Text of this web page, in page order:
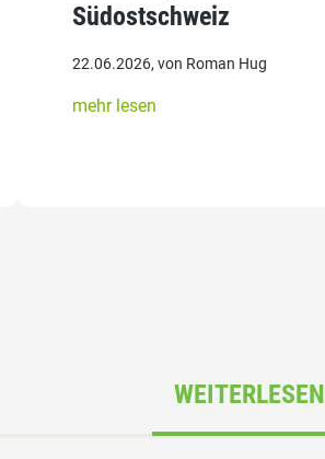
Südostschweiz
22.06.2026, von Roman Hug
mehr lesen
WEITERLESEN